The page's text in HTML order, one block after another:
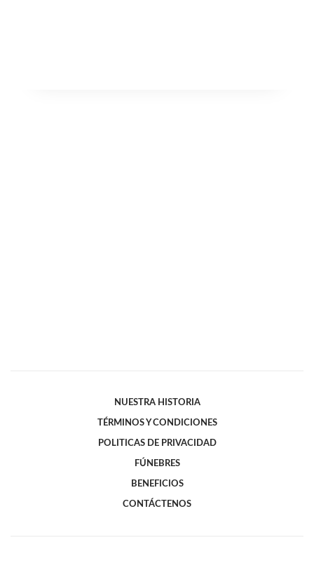
NUESTRA HISTORIA
TÉRMINOS Y CONDICIONES
POLITICAS DE PRIVACIDAD
FÚNEBRES
BENEFICIOS
CONTÁCTENOS